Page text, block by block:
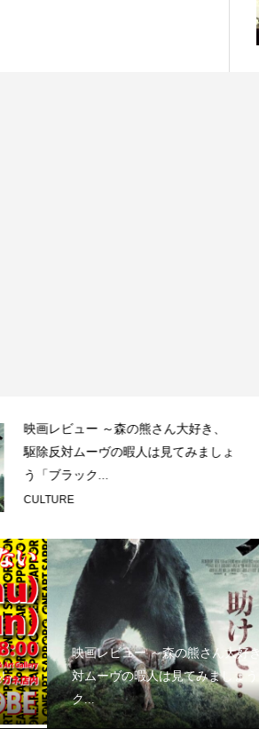
画レビュー ～森の熊さん大好き、
除反対ムーヴの暇人は見てみましょ
「ブラック...
映画レビュー ～森の熊さん大好
対ムーヴの暇人は見てみましょ
ク...